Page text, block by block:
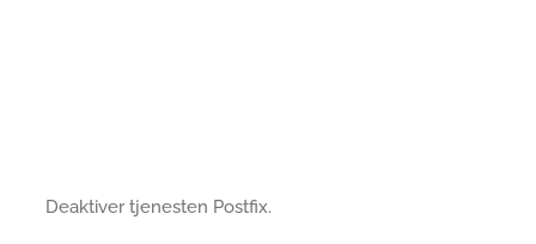
Deaktiver tjenesten Postfix.